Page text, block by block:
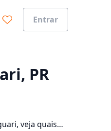
Entrar
PR
veja quais